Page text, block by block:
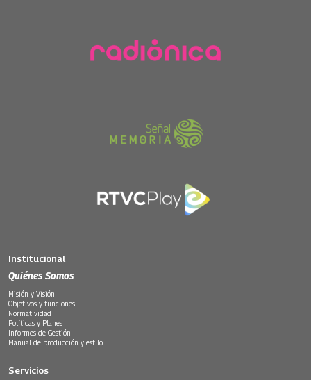
Institucional
Quiénes Somos
Misión y Visión
Objetivos y funciones
Normatividad
Políticas y Planes
Informes de Gestión
Manual de producción y estilo
Servicios